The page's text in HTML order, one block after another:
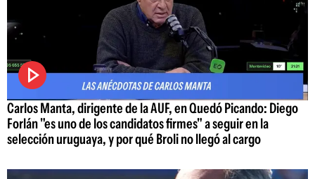
Carlos Manta, dirigente de la AUF, en Quedó Picando: Diego
Forlán "es uno de los candidatos firmes" a seguir en la
selección uruguaya, y por qué Broli no llegó al cargo